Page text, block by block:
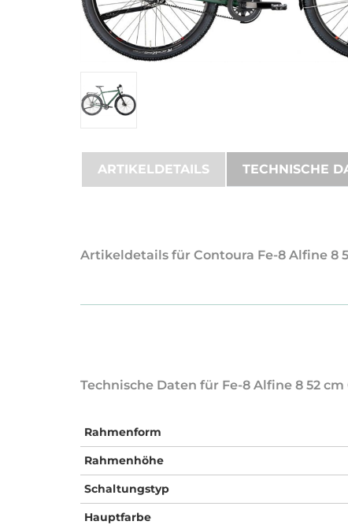
ARTIKELDETAILS TECHNISCHE
Artikeldetails für Contoura Fe-8 Alfine 8
Technische Daten für Fe-8 Alfine 8 52 cm
Rahmenform
Rahmenhöhe
Schaltungstyp
Hauptfarbe